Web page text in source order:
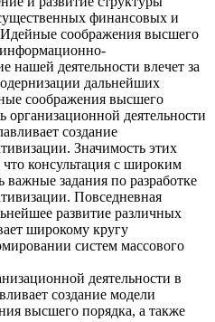
финансовых и
соображения высшего
информационно-
нашей деятельности влечет за
дальнейших
соображения высшего
организационной деятельности
создание
Значимость этих
консультация с широким
важные задания по разработке
Повседневная
развитие различных
широкому кругу
систем массового
деятельности в
создание модели
высшего порядка, а также